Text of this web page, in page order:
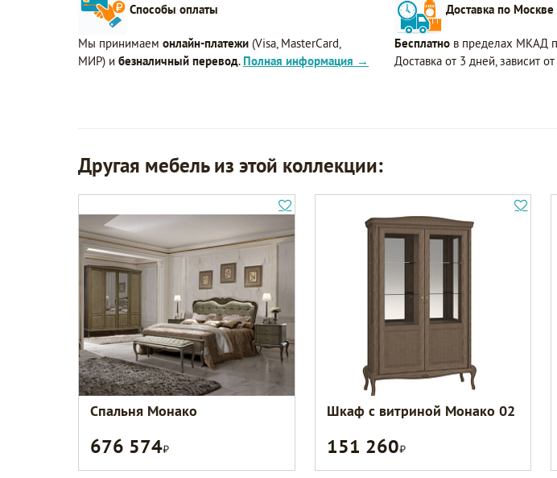
Способы оплаты
Мы принимаем онлайн-платежи (Visa, MasterCard,
МИР) и безналичный перевод. Полная информация →
Доставка по Москве
Бесплатно в пределах МКАД
Доставка от 3 дней, зависит
Другая мебель из этой коллекции:
Спальня Монако
676 574Р
Шкаф с витриной Монако 02
151 260Р